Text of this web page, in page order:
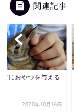
関連記事
ぎにおやつを与える
2020年10月16日